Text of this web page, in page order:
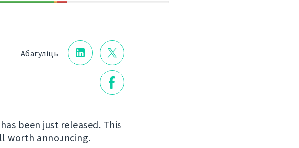
Абагуліць
been just released. This
worth announcing.